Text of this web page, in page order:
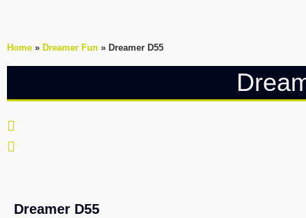
Home » Dreamer Fun » Dreamer D55
Dreamer D55